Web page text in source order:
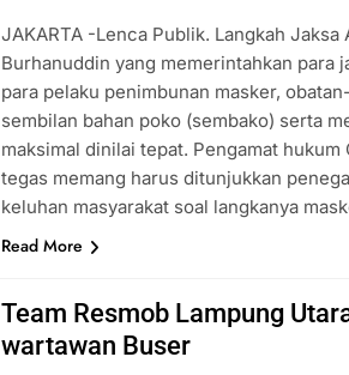
JAKARTA -Lenca Publik. Langkah Jaksa
Burhanuddin yang memerintahkan para
para pelaku penimbunan masker,
sembilan bahan poko (sembako) serta
maksimal dinilai tepat. Pengamat
tegas memang harus ditunjukkan
keluhan masyarakat soal langkanya
Read More
Team Resmob Lampung
wartawan Buser